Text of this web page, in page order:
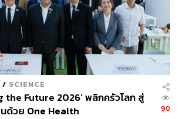
/ SCIENCE
the Future 2026’ พลิกครัวโลก สู่
ด้วย One Health
90